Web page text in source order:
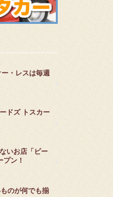
・レスは毎週
ドズ トスカー
いお店「ビー
ン！
のが何でも揃